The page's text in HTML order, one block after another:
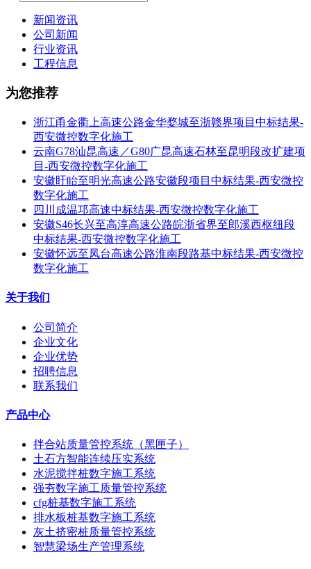
新闻资讯
公司新闻
行业资讯
工程信息
为您推荐
浙江甬金衢上高速公路金华婺城至浙赣界项目中标结果-
西安微控数字化施工
云南G78汕昆高速／G80广昆高速石林至昆明段改扩建项
目-西安微控数字化施工
安徽盱眙至明光高速公路安徽段项目中标结果-西安微控
数字化施工
四川成温邛高速中标结果-西安微控数字化施工
安徽S46长兴至高淳高速公路皖浙省界至郎溪西枢纽段
中标结果-西安微控数字化施工
安徽怀远至凤台高速公路淮南段路基中标结果-西安微控
数字化施工
关于我们
公司简介
企业文化
企业优势
招聘信息
联系我们
产品中心
拌合站质量管控系统（黑匣子）
土石方智能连续压实系统
水泥搅拌桩数字施工系统
强夯数字施工质量管控系统
cfg桩基数字施工系统
排水板桩基数字施工系统
灰土挤密桩质量管控系统
智慧梁场生产管理系统